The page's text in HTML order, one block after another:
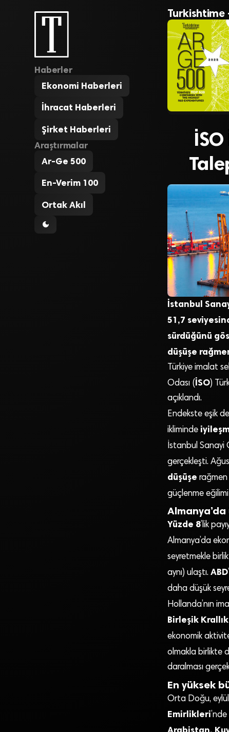
Haberler
Ekonomi Haberleri
İhracat Haberleri
Şirket Haberleri
Araştırmalar
Ar-Ge 500
En-Verim 100
Ortak Akıl
Turkishtime
İstanbul
51,7
sürdüğünü
düşüşe
Türkiye imalat
Odası (İSO)
açıklandı.
Endekste eşik
ikliminde
İstanbul Sanayi
gerçekleşti.
düşüşe rağmen
güçlenme eğilimi
Yüzde 8’lik
Almanya’da
seyretmekle
aynı) ulaştı. ABD
daha düşük
Hollanda’nın
Birleşik Krallık
ekonomik
olmakla birlikte
daralması
En yüksek
Orta Doğu,
Emirlikleri